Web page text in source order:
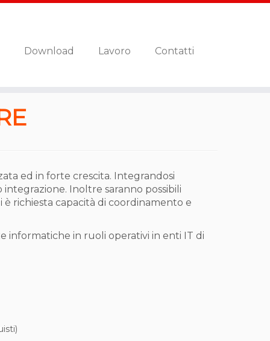
Download Lavoro
Contatti
ed in forte crescita. Integrandosi
integrazione. Inoltre saranno possibili
richiesta capacità di coordinamento e
informatiche in ruoli operativi in enti IT di